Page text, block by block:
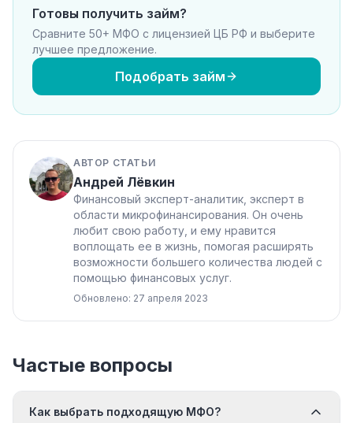
Готовы получить займ?
Сравните 50+ МФО с лицензией ЦБ РФ и выберите
лучшее предложение.
Подобрать займ
АВТОР СТАТЬИ
Андрей Лёвкин
Финансовый эксперт-аналитик, эксперт в
области микрофинансирования. Он очень
любит свою работу, и ему нравится
воплощать ее в жизнь, помогая расширять
возможности большего количества людей с
помощью финансовых услуг.
Обновлено: 27 апреля 2023
Частые вопросы
Как выбрать подходящую МФО?